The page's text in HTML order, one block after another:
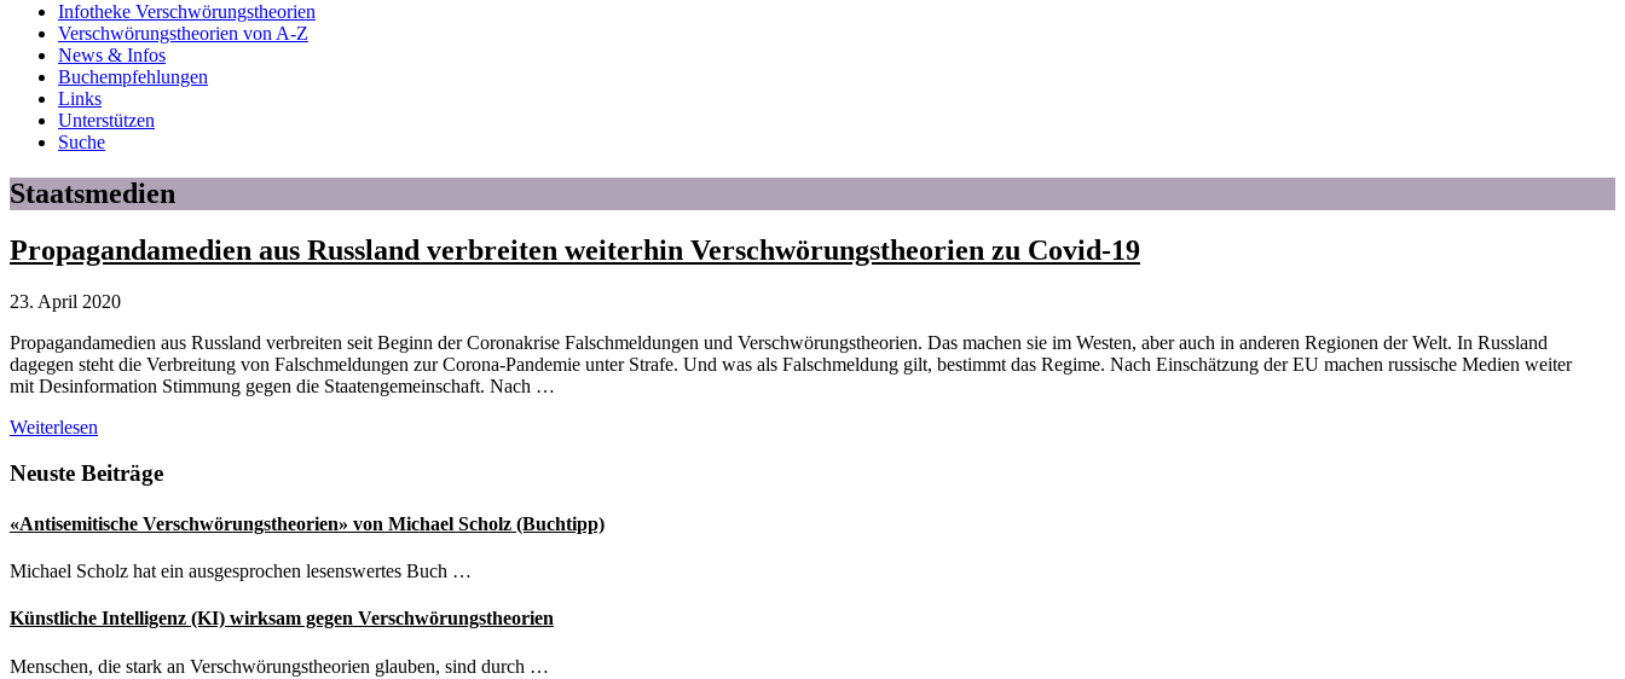
Infotheke Verschwörungstheorien
Verschwörungstheorien von A-Z
News & Infos
Buchempfehlungen
Links
Unterstützen
Suche
Staatsmedien
Propagandamedien aus Russland verbreiten weiterhin Verschwörungstheorien zu Covid-19
23. April 2020
Propagandamedien aus Russland verbreiten seit Beginn der Coronakrise Falschmeldungen und Verschwörungstheorien. Das machen sie im Westen, aber auch in anderen Regionen der Welt. In Russland
dagegen steht die Verbreitung von Falschmeldungen zur Corona-Pandemie unter Strafe. Und was als Falschmeldung gilt, bestimmt das Regime. Nach Einschätzung der EU machen russische Medien weiter
mit Desinformation Stimmung gegen die Staatengemeinschaft. Nach …
Propagandamedien
Russland
weiterhin
Verschwörungstheorien
Covid-
Weiterlesen
Seitenspalte
Neuste Beiträge
«Antisemitische Verschwörungstheorien» von Michael Scholz (Buchtipp)
Michael Scholz hat ein ausgesprochen lesenswertes Buch …
Künstliche Intelligenz (KI) wirksam gegen Verschwörungstheorien
Menschen, die stark an Verschwörungstheorien glauben, sind durch …